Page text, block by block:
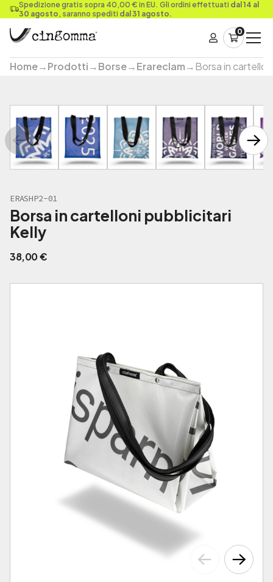
Spedizione gratis sopra 40,00 € in EU. Gli ordini effettuati dal 14 al
30 agosto, saranno spediti dal 31 agosto.
0
Home→Prodotti→Borse→Erareclam→Borsa in
ERASHP2-01
Borsa in cartelloni pubblicitari
Kelly
38,00€